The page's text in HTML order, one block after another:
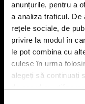
anunțurile, pentru a
a analiza traficul. De
rețele sociale, de
privire la modul în
le pot combina cu
culese în urma
alegeți să continuați
Meniu livrare
Meniu ridicare
Nutriționale și
Abonare Newsletter
Contact
Utile